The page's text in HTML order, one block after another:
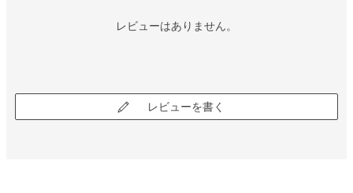
レビューはありません。
レビューを書く